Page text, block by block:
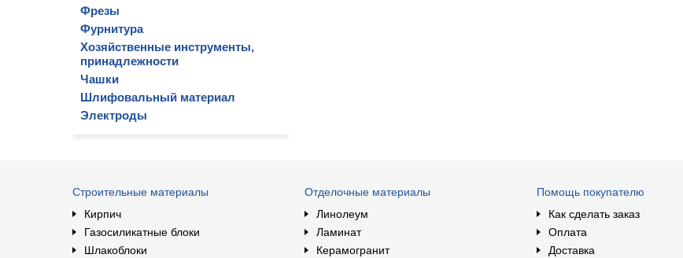
Фрезы
Фурнитура
Хозяйственные инструменты,
принадлежности
Чашки
Шлифовальный материал
Электроды
Строительные материалы
Кирпич
Газосиликатные блоки
Шлакоблоки
Отделочные материалы
Линолеум
Ламинат
Керамогранит
Помощь покупателю
Как сделать заказ
Оплата
Доставка